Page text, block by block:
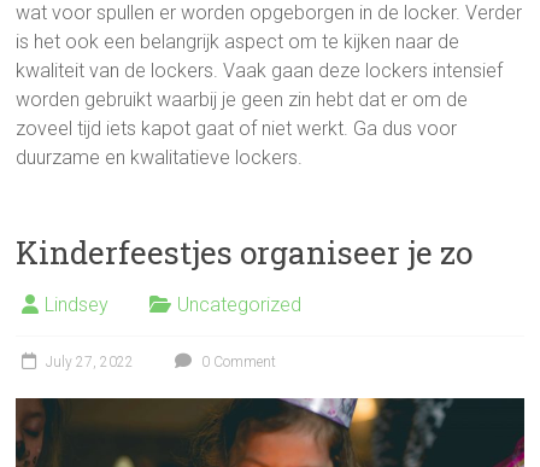
wat voor spullen er worden opgeborgen in de locker. Verder
is het ook een belangrijk aspect om te kijken naar de
kwaliteit van de lockers. Vaak gaan deze lockers intensief
worden gebruikt waarbij je geen zin hebt dat er om de
zoveel tijd iets kapot gaat of niet werkt. Ga dus voor
duurzame en kwalitatieve lockers.
Kinderfeestjes organiseer je zo
Lindsey Uncategorized
July 27, 2022 0 Comment